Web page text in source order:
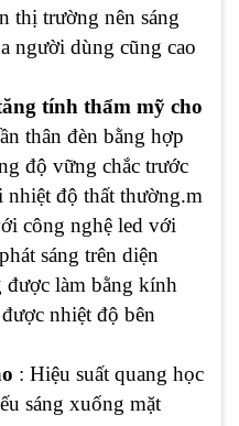
thị trường nên sáng
người dùng cũng cao
tính thẩm mỹ cho
thân đèn bằng hợp
độ vững chắc trước
độ thất thường.m
công nghệ led với
sáng trên diện
làm bằng kính
nhiệt độ bên
: Hiệu suất quang học
sáng xuống mặt